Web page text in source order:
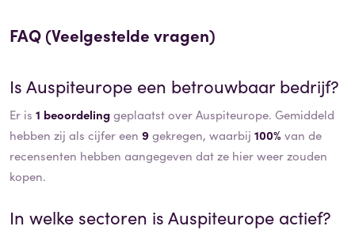
FAQ (Veelgestelde vragen)
IsAuspiteurope een betrouwbaar bedrijf?
Er is 1 beoordelinggeplaatst over Auspiteurope. Gemiddeld
hebben zij als cijfer een 9gekregen, waarbij 100% van de
recensenten hebben aangegeven dat ze hier weer zouden
kopen.
In welke sectoren isAuspiteurope actief?